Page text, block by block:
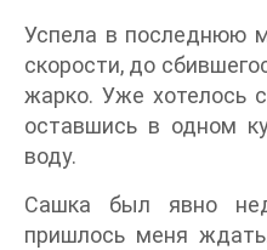
Успела в последнюю
скорости, до
жарко. Уже хотелось
оставшись в одном
воду.
Сашка был явно
пришлось меня